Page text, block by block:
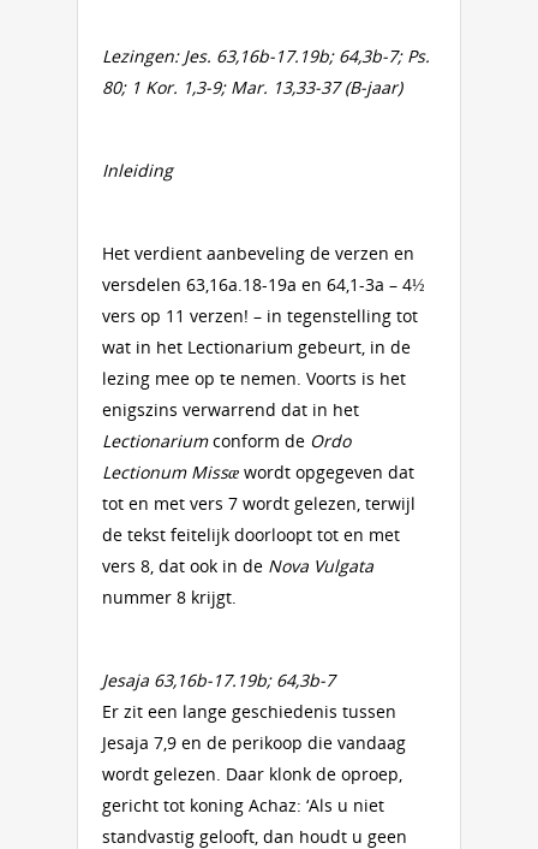
Lezingen: Jes. 63,16b-17.19b; 64,3b-7; Ps.
80; 1 Kor. 1,3-9; Mar. 13,33-37 (B-jaar)
Inleiding
Het verdient aanbeveling de verzen en
versdelen 63,16a.18-19a en 64,1-3a – 4½
vers op 11 verzen! – in tegenstelling tot
wat in het Lectionarium gebeurt, in de
lezing mee op te nemen. Voorts is het
enigszins verwarrend dat in het
Lectionariumconform de Ordo
Lectionum Missæ wordt opgegeven dat
tot en met vers 7 wordt gelezen, terwijl
de tekst feitelijk doorloopt tot en met
vers 8, dat ook in de Nova Vulgata
nummer 8 krijgt.
Jesaja 63,16b-17.19b; 64,3b-7
Er zit een lange geschiedenis tussen
Jesaja 7,9 en de perikoop die vandaag
wordt gelezen. Daar klonk de oproep,
gericht tot koning Achaz: ‘Als u niet
standvastig gelooft, dan houdt u geen